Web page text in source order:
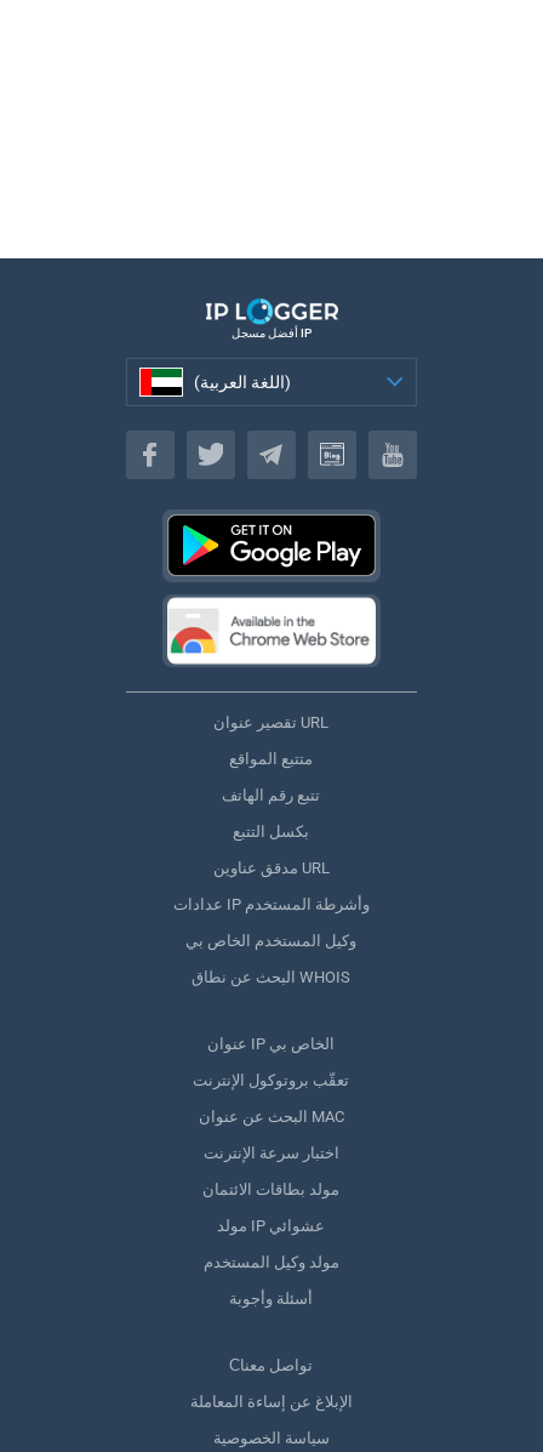
أفضل مسجل IP
(اللغة العربية)
(اللغة العربية)
تقصير عنوان URL
متتبع المواقع
تتبع رقم الهاتف
بكسل التتبع
مدقق عناوين URL
عدادات IP وأشرطة المستخدم
وكيل المستخدم الخاص بي
البحث عن نطاق WHOIS
عنوان IP الخاص بي
تعقّب بروتوكول الإنترنت
البحث عن عنوان MAC
اختبار سرعة الإنترنت
مولد بطاقات الائتمان
مولد IP عشوائي
مولد وكيل المستخدم
أسئلة وأجوبة
Сتواصل معنا
الإبلاغ عن إساءة المعاملة
سياسة الخصوصية